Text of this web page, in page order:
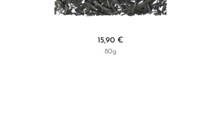
EMPFEHLUNGEN
LUSHAN CLOUD & MIST
MIYAZAKI
YUNNAN
GELBER TEE
PHOENIX DANCONG
ZHANGPING SHUI XIAN
NACH SORTE
MATE TEE
SELTENE INCENCES15,90 €
80g